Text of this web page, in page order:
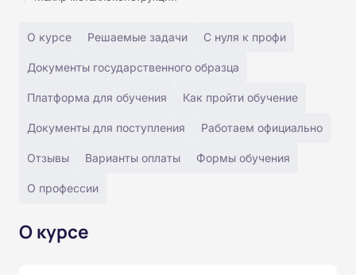
О курсе Решаемые задачи С нуля к профи
Документы государственного образца
Платформа для обучения Как пройти обучение
Документы для поступления Работаем официально
Отзывы Варианты оплаты Формы обучения
О профессии
О курсе